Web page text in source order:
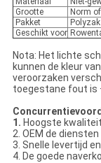
Grootte
Norm
Pakket
Geschikt voor
Nota: Het lichte
kunnen de kleur
veroorzaken
toegestane fout is
1. Hoogste
2. OEM de
3. Snelle levertijd
4. De goede